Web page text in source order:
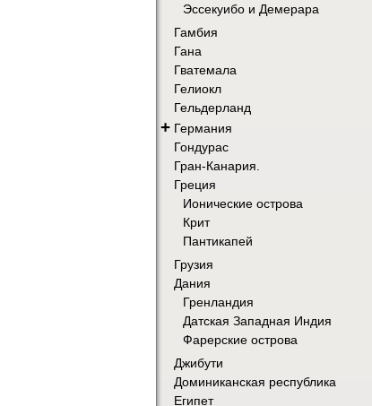
Эссекуибо и Демерара
Гамбия
Гана
Гватемала
Гелиокл
Гельдерланд
+ Германия
Гондурас
Гран-Канария.
Греция
Ионические острова
Крит
Пантикапей
Грузия
Дания
Гренландия
Датская Западная Индия
Фарерские острова
Джибути
Доминиканская республика
Египет